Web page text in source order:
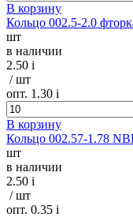
В корзину
Кольцо 002.5-2.0
шт
в наличии
2.50 i
/ шт
опт. 1.30 i
В корзину
Кольцо 002.57-1.78
шт
в наличии
2.50 i
/ шт
опт. 0.35 i